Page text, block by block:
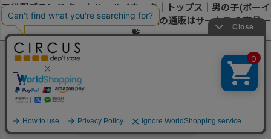
子供服ブランド タートル・ハイネック｜トップス｜男の子(ボーイ
ズ)・ユニセックス｜子供服・キッズ服の通販はサーカス の商品一
覧
ブランド子供服のセレクトショップ。
100以上の子供服ブランドの通販を行っています。
何かお探しですか？